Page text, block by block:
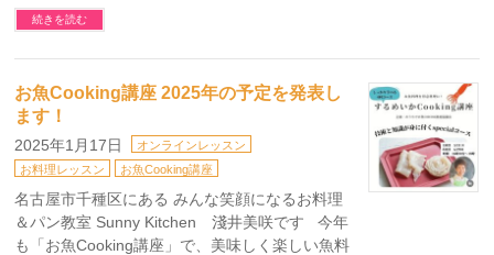
続きを読む
お魚Cooking講座 2025年の予定を発表し
ます！
2025年1月17日
オンラインレッスン
お料理レッスン
お魚Cooking講座
名古屋市千種区にある みんな笑顔になるお料理
＆パン教室 Sunny Kitchen 淺井美咲です 今年
も「お魚Cooking講座」で、美味しく楽しい魚料